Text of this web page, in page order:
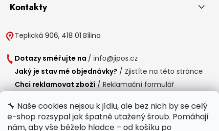
🔧 Naše cookies nejsou k jídlu, ale bez nich by se celý
e-shop rozsypal jak špatně utažený šroub. Pomáhají
nám, aby vše běželo hladce – od košíku po
Kontakty
Teplická 906, 418 01 Bílina
Dotazy směřujte na / info@jipos.cz
Jaký je stav mé objednávky? / Zjistíte na této stránce
Chci reklamovat zboží / Reklamační formulář
Provozní doba